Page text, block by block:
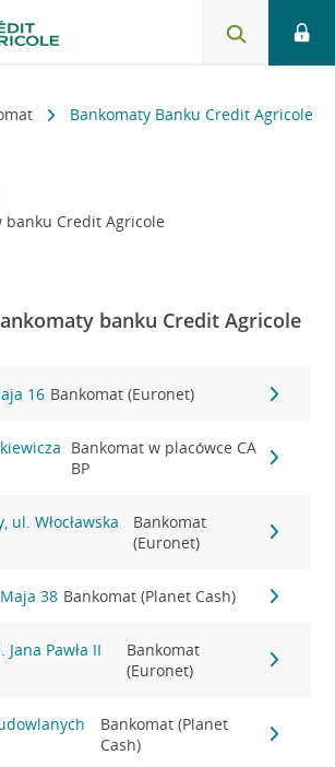
Bankomaty Banku Credit Agricole
banku Credit Agricole
banku Credit Agricole
16 Bankomat (Euronet)
Bankomat w placówce CA
BP
ul. Włocławska
Bankomat
(Euronet)
Maja 38 Bankomat (Planet Cash)
Jana Pawła II
Bankomat
(Euronet)
Bankomat (Planet
Cash)